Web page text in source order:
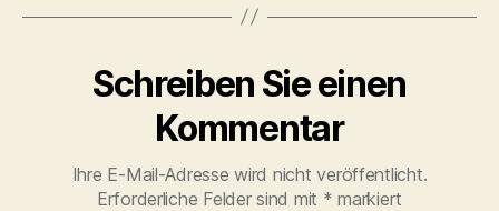
Schreiben Sie einen
Kommentar
Ihre E-Mail-Adresse wird nicht veröffentlicht.
Erforderliche Felder sind mit * markiert